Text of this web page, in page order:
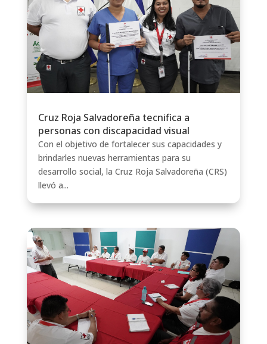
Cruz Roja Salvadoreña tecnifica a
personas con discapacidad visual
Con el objetivo de fortalecer sus capacidades y
brindarles nuevas herramientas para su
desarrollo social, la Cruz Roja Salvadoreña (CRS)
llevó a...